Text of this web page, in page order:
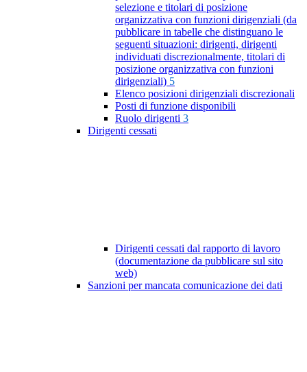
selezione e titolari di posizione
organizzativa con funzioni dirigenziali (da
pubblicare in tabelle che distinguano le
seguenti situazioni: dirigenti, dirigenti
individuati discrezionalmente, titolari di
posizione organizzativa con funzioni
dirigenziali) 5
Elenco posizioni dirigenziali discrezionali
Posti di funzione disponibili
Ruolo dirigenti 3
Dirigenti cessati
Dirigenti cessati dal rapporto di lavoro
(documentazione da pubblicare sul sito
web)
Sanzioni per mancata comunicazione dei dati